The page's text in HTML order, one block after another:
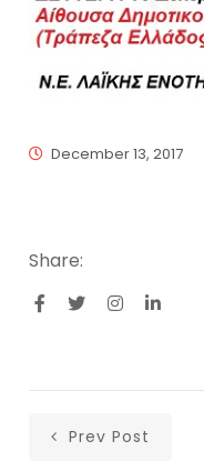
December 13, 2017
Share:
Prev Post